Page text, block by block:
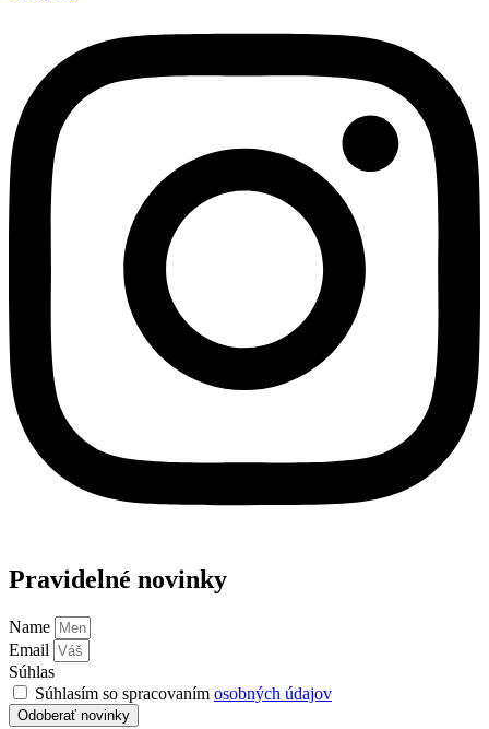
Pravidelné novinky
Name
Email
Súhlas
Súhlasím so spracovaním osobných údajov
Odoberať novinky